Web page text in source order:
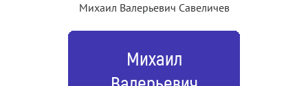
Михаил Валерьевич Савеличев
Михаил